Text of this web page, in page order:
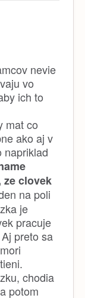
nevie
vo
ich to
mat co
ako aj v
napriklad
ze clovek
na poli
je
pracuje
preto sa
chodia
potom